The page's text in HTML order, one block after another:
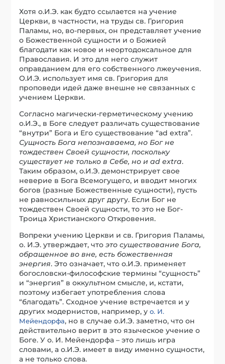
Хотя о.И.Э. как будто ссылается на учение
Церкви, в частности, на труды св. Григория
Паламы, но, во-первых, он представляет учение
о Божественной сущности и о Божией
благодати как новое и неортодоксальное для
Православия. И это для него служит
оправданием для его собственного лжеучения.
О.И.Э. использует имя св. Григория для
проповеди идей даже внешне не связанных с
учением Церкви.
Согласно магически-герметическому учению
о.И.Э., в Боге следует различать существование
“внутри” Бога и Его существование “ad extra”.
Сущность Бога непознаваема, но Бог не
тождествен Своей сущности, поскольку
существует не только в Себе, но иadextra.
Таким образом, о.И.Э. демонстрирует свое
неверие в Бога Всемогущего, и вводит многих
богов (разные Божественные сущности), пусть
не равносильных друг другу. Если Бог не
тождествен Своей сущности, то это не Бог-
Троица Христианского Откровения.
Вопреки учению Церкви и св. Григория Паламы,
о. И.Э. утверждает, чтоэто существование Бога,
обращенное во вне, есть божественная
энергия. Это означает, что о.И.Э. применяет
богословски-философские термины “сущность”
и “энергия” в оккультном смысле, и, кстати,
поэтому избегает употребления слова
“благодать”. Сходное учение встречается и у
других модернистов, например, уо. И.
Мейендорфа, но в случае о.И.Э. заметно, что он
действительно верит в это языческое учение о
Боге. У о. И. Мейендорфа – это лишь игра
словами, а о.И.Э. имеет в виду именно сущности,
а не только слова.